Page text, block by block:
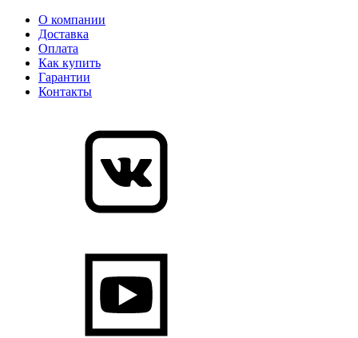
О компании
Доставка
Оплата
Как купить
Гарантии
Контакты